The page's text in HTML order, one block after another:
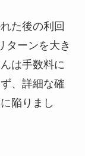
た後の利回
ターンを大き
は手数料に
、詳細な確
陥りまし